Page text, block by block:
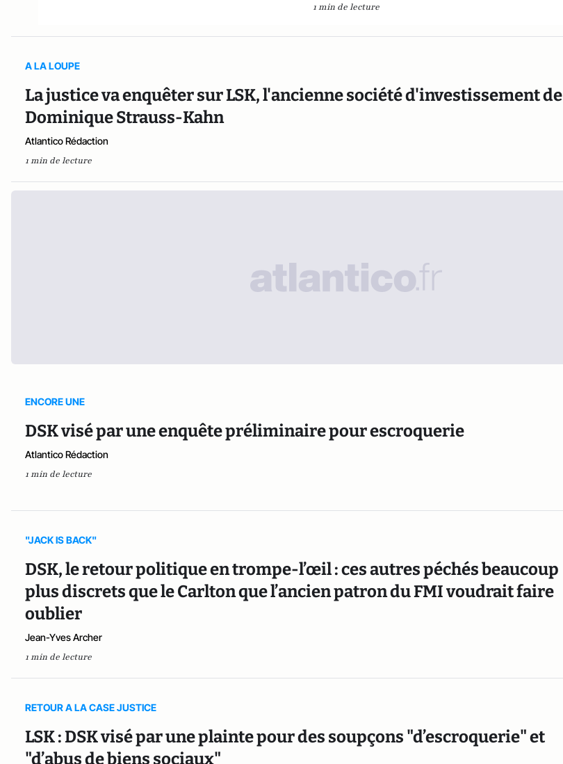
1 min de lecture
A LA LOUPE
La justice va enquêter sur LSK, l'ancienne société d'investissement de
Dominique Strauss-Kahn
Atlantico Rédaction
1 min de lecture
ENCORE UNE
DSK visé par une enquête préliminaire pour escroquerie
Atlantico Rédaction
1 min de lecture
"JACK IS BACK"
DSK, le retour politique en trompe-l’œil : ces autres péchés beaucoup
plus discrets que le Carlton que l’ancien patron du FMI voudrait faire
oublier
Jean-Yves Archer
1 min de lecture
RETOUR A LA CASE JUSTICE
LSK : DSK visé par une plainte pour des soupçons "d’escroquerie" et
"d’abus de biens sociaux"